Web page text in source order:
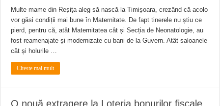
Multe mame din Reșița aleg să nască la Timișoara, crezând că acolo
vor găsi condiții mai bune în Maternitate. De fapt tinerele nu știu ce
pierd, pentru că, atât Maternitatea cât și Secția de Neonatologie, au
fost reamenajate și modernizate cu bani de la Guvern. Atât saloanele
cât și holurile …
Citeste mai mult
O nouă extragere la Loteria bonurilor fiscale.